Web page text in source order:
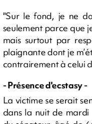
"Sur le fond, je ne
seulement parce que
mais surtout par
plaignante dont je
contrairement à celui
- Présence d'ecstasy -
La victime se serait
dans la nuit de